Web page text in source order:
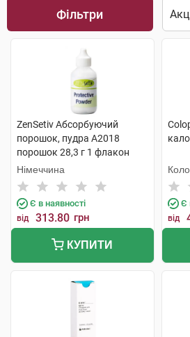
Фільтри
ZenSetiv Абсорбуючий
порошок, пудра A2018
порошок 28,3 г 1 флакон
Німеччина
Є в наявності
від 313.80 грн
КУПИТИ
Є
від